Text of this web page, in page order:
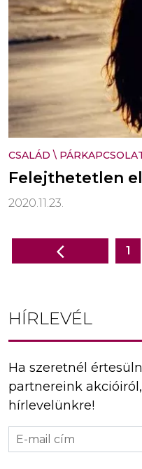
CSALÁD \
Felejthetetlen
2020.11.23.
Bejegyzés
1
HÍRLEVÉL
Ha szeretnél
partnereink
hírlevelünkre!